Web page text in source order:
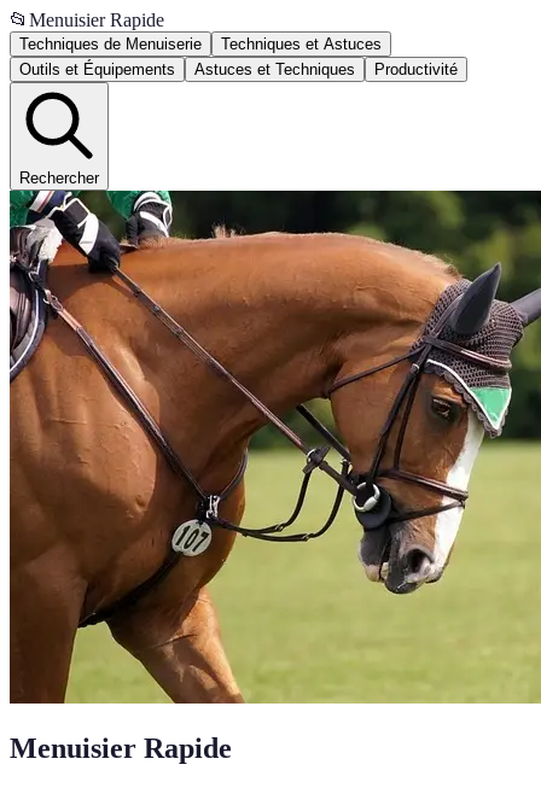
📂 Menuisier Rapide
Techniques de Menuiserie
Techniques et Astuces
Outils et Équipements
Astuces et Techniques Productivité
Rechercher
Menuisier Rapide